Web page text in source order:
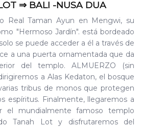
⇒ BALI -NUSA DUA
Real Taman Ayun en Mengwi, su
"Hermoso Jardín". está bordeado
se puede acceder a él a través de
a una puerta ornamentada que da
del templo. ALMUERZO (sin
a Alas Kedaton, el bosque
tribus de monos que protegen
espíritus. Finalmente, llegaremos a
el mundialmente famoso templo
Tanah Lot y disfrutaremos del